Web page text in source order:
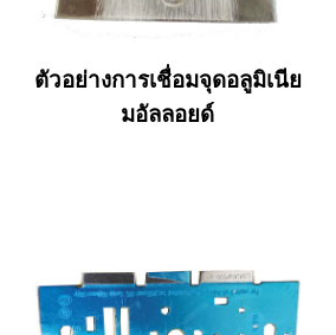
ตัวอย่างการเชื่อมจุดอลูมิเนีย
มอัลลอยด์